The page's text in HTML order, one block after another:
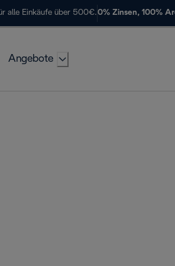
alle Einkäufe über 500€.0% Zinsen, 100%
Angebote